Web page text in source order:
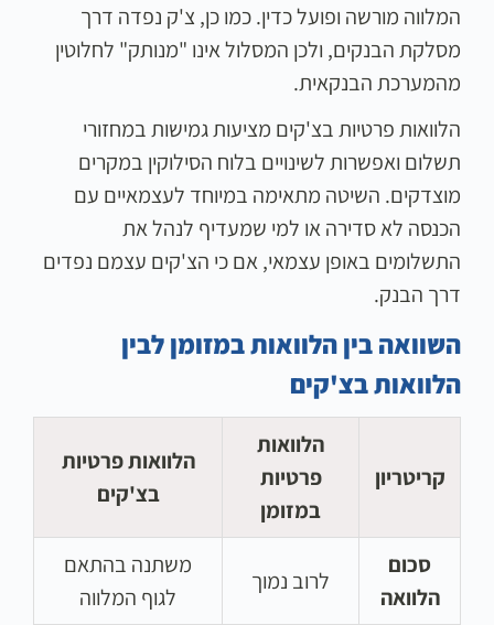
המלווה מורשה ופועל כדין. כמו כן, צ'ק נפדה דרך
מסלקת הבנקים, ולכן המסלול אינו "מנותק" לחלוטין
מהמערכת הבנקאית.
הלוואות פרטיות בצ'קים מציעות גמישות במחזורי
תשלום ואפשרות לשינויים בלוח הסילוקין במקרים
מוצדקים. השיטה מתאימה במיוחד לעצמאיים עם
הכנסה לא סדירה או למי שמעדיף לנהל את
התשלומים באופן עצמאי, אם כי הצ'קים עצמם נפדים
דרך הבנק.
השוואה בין הלוואות במזומן לבין
הלוואות בצ'קים
קריטריון
הלוואות
פרטיות
במזומן
הלוואות פרטיות
בצ'קים
סכום
הלוואה
לרוב נמוך
משתנה בהתאם
לגוף המלווה